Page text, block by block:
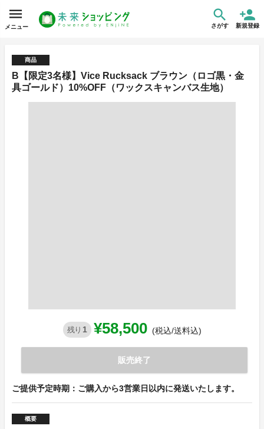
メニュー さがす 新規登録
商品
B【限定3名様】Vice Rucksack ブラウン（ロゴ黒・金
具ゴールド）10%OFF（ワックスキャンバス生地）
残り 1 ¥58,500 (税込/送料込)
販売終了
ご提供予定時期：ご購入から3営業日以内に発送いたします。
概要